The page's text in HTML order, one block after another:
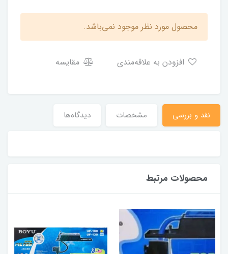
محصول مورد نظر موجود نمی‌باشد.
مقایسه
نقد و بررسی مشخصات دیدگاه‌ها
محصولات مرتبط